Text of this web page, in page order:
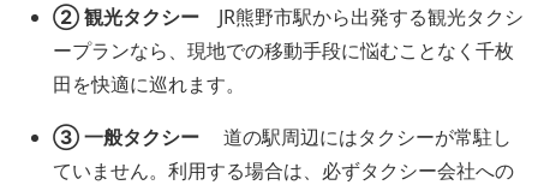
② 観光タクシー JR熊野市駅から出発する観光タクシ
ープランなら、現地での移動手段に悩むことなく千枚
田を快適に巡れます。
③ 一般タクシー
道の駅周辺にはタクシーが常駐し
ていません。利用する場合は、必ずタクシー会社への